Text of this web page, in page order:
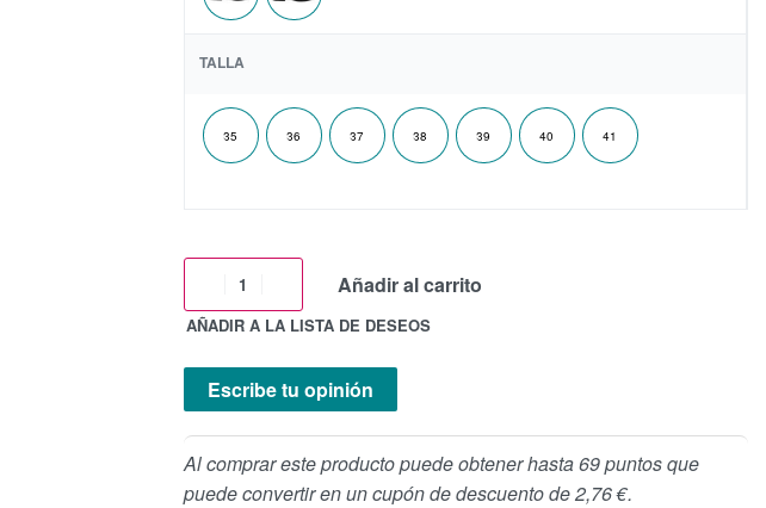
TALLA
35 36 37 38 39 40 41
Añadir al carrito
AÑADIR A LA LISTA DE DESEOS
Escribe tu opinión
Al comprar este producto puede obtener hasta 69 puntos que
puede convertir en un cupón de descuento de 2,76 €.